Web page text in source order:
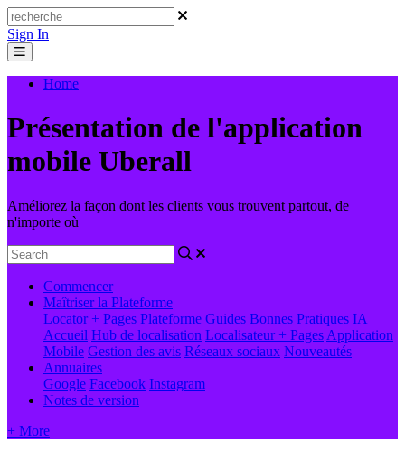
Sign In
Home
Présentation de l'application
mobile Uberall
Améliorez la façon dont les clients vous trouvent partout, de
n'importe où
Commencer
Maîtriser la Plateforme
Locator + Pages Plateforme Guides Bonnes Pratiques IA
Accueil Hub de localisation Localisateur + Pages Application
Mobile Gestion des avis Réseaux sociaux Nouveautés
Annuaires
Google Facebook Instagram
Notes de version
+ More